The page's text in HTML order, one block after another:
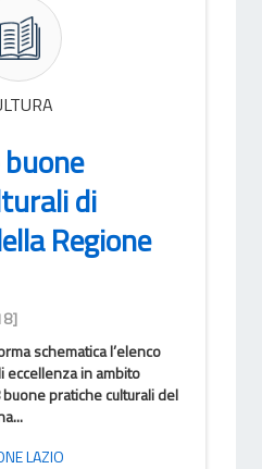
di
Regione
schematica l’elenco
eccellenza in ambito
pratiche culturali del
LAZIO